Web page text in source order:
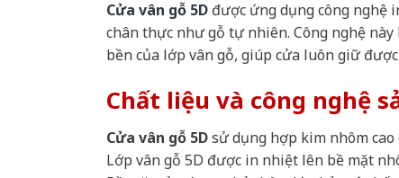
Cửa vân gỗ 5D được ứng dụng công nghệ
chân thực như gỗ tự nhiên. Công nghệ này
bền của lớp vân gỗ, giúp cửa luôn giữ
Chất liệu và công nghệ
Cửa vân gỗ 5Dsử dụng hợp kim nhôm cao
Lớp vân gỗ 5D được in nhiệt lên bề mặt